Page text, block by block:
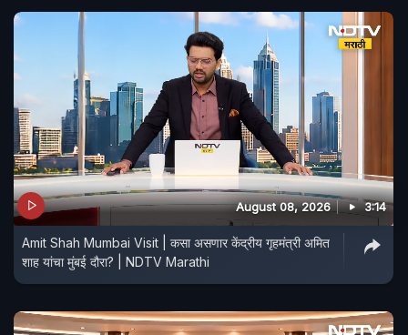
August 08, 2026 3:14
Amit Shah Mumbai Visit | कसा असणार केंद्रीय गृहमंत्री अमित
शाह यांचा मुंबई दौरा? | NDTV Marathi